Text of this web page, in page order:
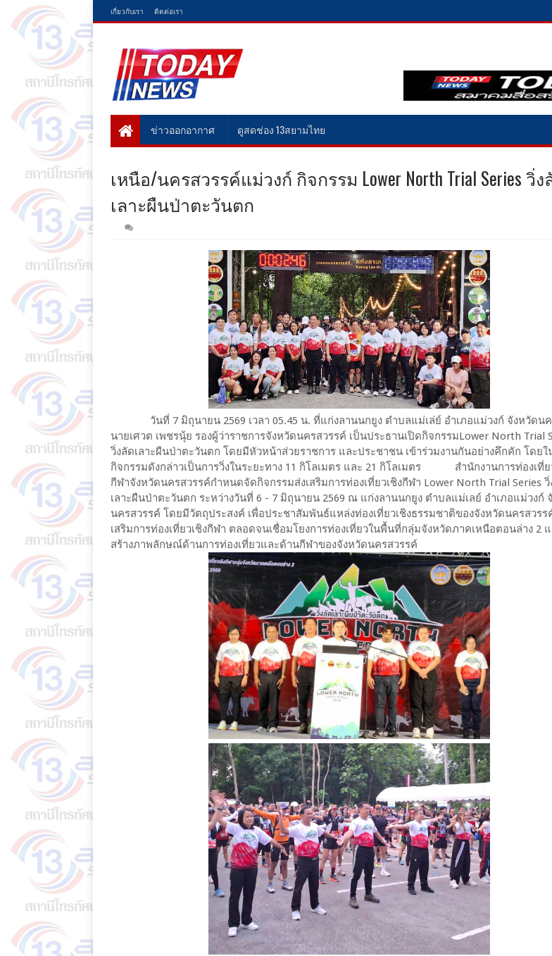
เกี่ยวกับเรา ติดต่อเรา
ข่าวออกอากาศ ดูสดช่อง 13สยามไทย
เหนือ/นครสวรรค์แม่วงก์ กิจกรรม Lower North Trial Series วิ่ง
เลาะผืนป่าตะวันตก
วันที่ 7 มิถุนายน 2569 เวลา 05.45 น. ที่แก่งลานนกยูง ตำบลแม่เล่ย์ อำเภอแม่วงก์ จังหวัดนค
นายเศวต เพชรนุ้ย รองผู้ว่าราชการจังหวัดนครสวรรค์ เป็นประธานเปิดกิจกรรมLower North Trial
วิ่งลัดเลาะผืนป่าตะวันตก โดยมีหัวหน้าส่วยราชการ และประชาชน เข้าร่วมงานกันอย่างคึกคัก โดยใ
กิจกรรมดังกล่าวเป็นการวิ่งในระยะทาง 11 กิโลเมตร และ 21 กิโลเมตร สำนักงานการท่องเที่ย
กีฬาจังหวัดนครสวรรค์กำหนดจัดกิจกรรมส่งเสริมการท่องเที่ยวเชิงกีฬา Lower North Trial Series วิ่
เลาะผืนป่าตะวันตก ระหว่างวันที่ 6 - 7 มิถุนายน 2569 ณ แก่งลานนกยูง ตำบลแม่เลย์ อำเภอแม่วงก์
นครสวรรค์ โดยมีวัตถุประสงค์ เพื่อประชาสัมพันธ์แหล่งท่องเที่ยวเชิงธรรมชาติของจังหวัดนครสวรร
เสริมการท่องเที่ยวเชิงกีฬา ตลอดจนเชื่อมโยงการท่องเที่ยวในพื้นที่กลุ่มจังหวัดภาคเหนือตอนล่าง 2 แ
สร้างภาพลักษณ์ด้านการท่องเที่ยวและด้านกีฬาของจังหวัดนครสวรรค์